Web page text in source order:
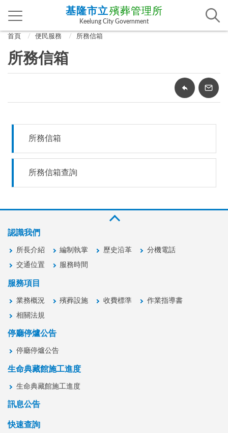
基隆市立殯葬管理所
Keelung City Government
首頁 便民服務 所務信箱
所務信箱
所務信箱
所務信箱查詢
認識我們
所長介紹 編制執掌 歷史沿革 分機電話
交通位置 服務時間
服務項目
業務概況 殯葬設施 收費標準 作業指導書
相關法規
停廳停爐公告
停廳停爐公告
生命典藏館施工進度
生命典藏館施工進度
訊息公告
快速查詢